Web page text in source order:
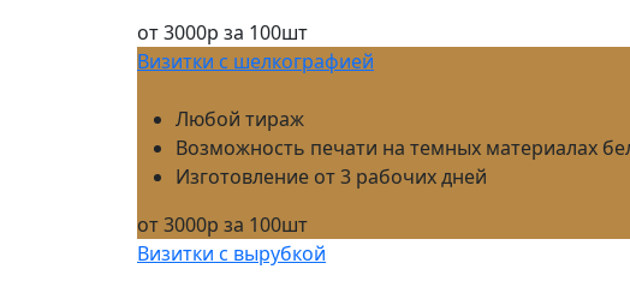
от 3000р за 100шт
Визитки с шелкографией
Любой тираж
Возможность печати на темных материалах
Изготовление от 3 рабочих дней
от 3000р за 100шт
Визитки с вырубкой